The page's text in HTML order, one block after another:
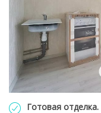
Готовая отделка.